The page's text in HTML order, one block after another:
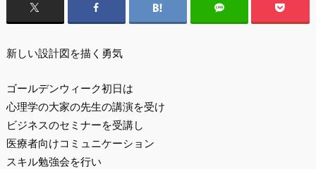
新しい設計図を描く勇気
ゴールデンウィーク初日は
心理学の大家の先生の講演を受け
ビジネスのセミナーを受講し
医療者向けコミュニケーション
スキル勉強会を行い